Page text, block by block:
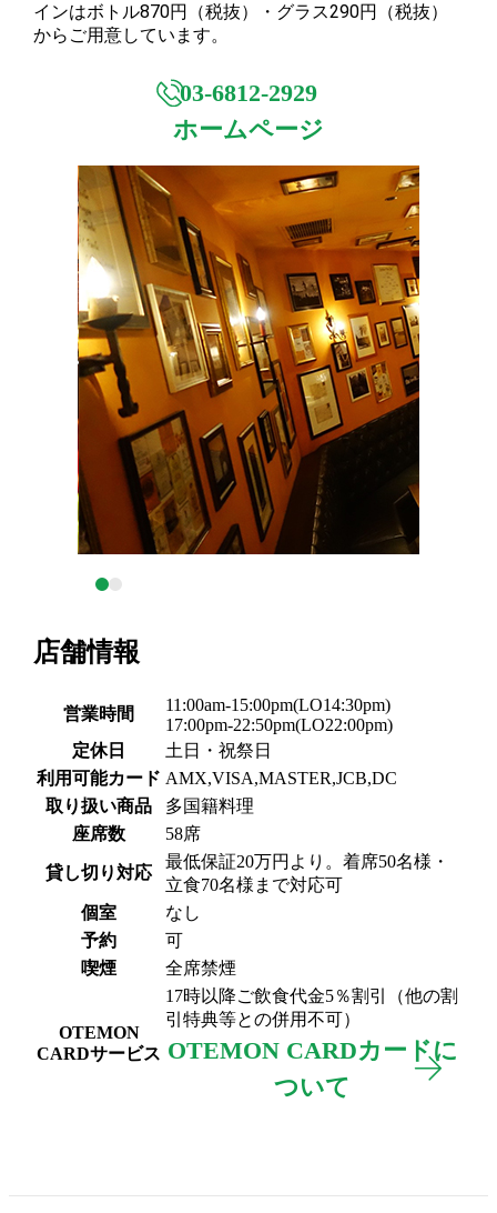
インはボトル870円（税抜）・グラス290円（税抜）
からご用意しています。
03-6812-2929
ホームページ
店舗情報
営業時間
11:00am-15:00pm(LO14:30pm)
17:00pm-22:50pm(LO22:00pm)
定休日
土日・祝祭日
利用可能カード AMX,VISA,MASTER,JCB,DC
取り扱い商品
多国籍料理
座席数
58席
貸し切り対応
最低保証20万円より。着席50名様・
立食70名様まで対応可
個室
なし
予約
可
喫煙
全席禁煙
OTEMON
CARDサービス
17時以降ご飲食代金5％割引（他の割
引特典等との併用不可）
OTEMON CARDカードに
ついて